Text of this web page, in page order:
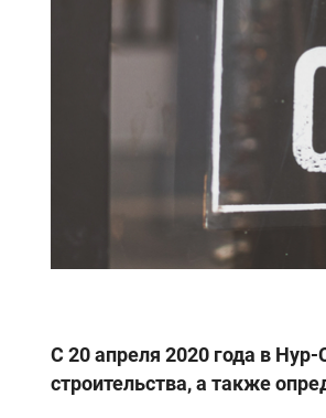
С 20 апреля 2020 года в
строительства, а также